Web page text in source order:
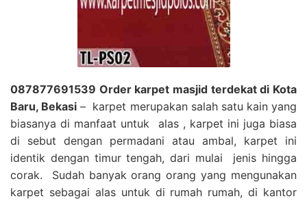
087877691539 Order karpet masjid terdekat di Kota
Baru, Bekasi – karpet merupakan salah satu kain yang
biasanya di manfaat untuk alas , karpet ini juga biasa
di sebut dengan permadani atau ambal, karpet ini
identik dengan timur tengah, dari mulai jenis hingga
corak. Sudah banyak orang orang yang mengunakan
karpet sebagai alas untuk di rumah rumah, di kantor